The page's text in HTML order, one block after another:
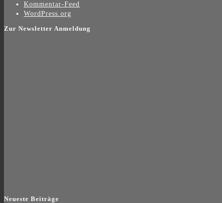
Kommentar-Feed
WordPress.org
Zur Newsletter Anmeldung
Neueste Beiträge